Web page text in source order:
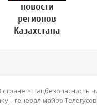
новости
регионов
Казахстана
стране > Нацбезопасность
– генерал-майор Телегусов